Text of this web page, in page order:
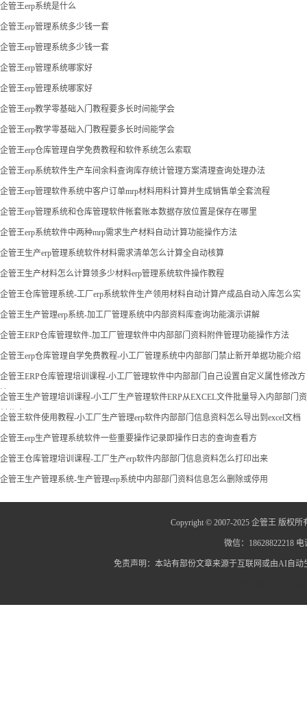
企管王erp系统是什么
企管王erp管理系统多少钱一套
企管王erp管理系统多少钱一套
企管王erp管理系统哪家好
企管王erp管理系统哪家好
企管王erp教学零基础入门教程要多长时间能学会
企管王erp教学零基础入门教程要多长时间能学会
企管王erp仓库管理自学免费教程和软件系统怎么索取
企管王erp系统软件生产车间余料查询库存统计管理方案清理查询处理办法
企管王erp管理软件系统中客户订单mrp材料用料计算并生成销售单全套流程
企管王erp管理系统和仓库管理软件帐套账本数据存放位置是保存在哪里
企管王erp系统软件中两种mrp需求生产材料自动计算功能操作方法
企管王生产erp管理系统软件材料需求清单怎么计算全自动核算
企管王生产材料怎么计算领多少材料erp管理系统软件操作教程
企管王仓库管理系统-工厂erp系统软件生产领用材料自动计算产成品自动入库怎么实
现
企管王生产管理erp系统-加工厂管理系统中内部资料库查询功能演示讲解
企管王ERP仓库管理软件-加工厂管理软件中内部部门资料附件管理功能操作方法
企管王erp仓库管理自学免费教程-小工厂管理系统中内部部门禁止新开单据功能介绍
企管王ERP仓库管理培训课程-小工厂管理软件中内部部门自己设置自定义属性修改方
法
企管王生产管理培训课程-小工厂生产管理软件ERP从EXCEL文件批量导入内部部门资
料信息
企管王软件使用教程-小工厂生产管理erp软件内部部门信息资料怎么导出到excel文档
企管王erp生产管理系统软件一些重要操作记录即操作日志的查询查看方
企管王仓库管理培训课程-工厂生产erp软件内部部门信息资料怎么打印出来
企管王生产管理系统-生产管理erp系统中内部部门资料信息怎么删除或停用
Copyright © 2007-2025 企管王 版权所
微信：18628822218
免责声明：本站有部份文章来源于互联网或由AI自